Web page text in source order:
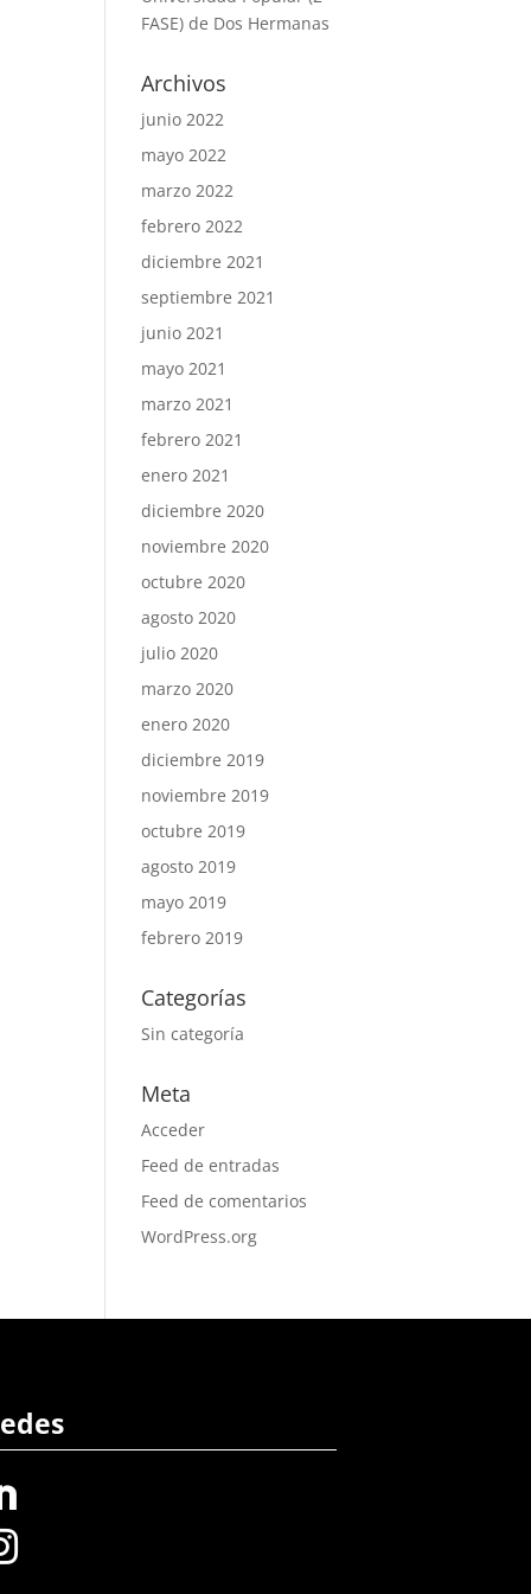
FASE) de Dos Hermanas
Archivos
junio 2022
mayo 2022
marzo 2022
febrero 2022
diciembre 2021
septiembre 2021
junio 2021
mayo 2021
marzo 2021
febrero 2021
enero 2021
diciembre 2020
noviembre 2020
octubre 2020
agosto 2020
julio 2020
marzo 2020
enero 2020
diciembre 2019
noviembre 2019
octubre 2019
agosto 2019
mayo 2019
febrero 2019
Categorías
Sin categoría
Meta
Acceder
Feed de entradas
Feed de comentarios
WordPress.org